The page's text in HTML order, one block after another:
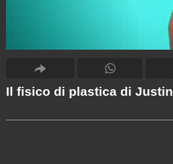
Il fisico di plastica di Justin